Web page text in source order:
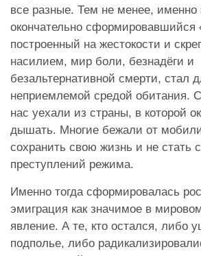
все разные. Тем не менее, именно
окончательно сформировавшийся
построенный на жестокости и
насилием, мир боли, безнадёги и
безальтернативной смерти, стал
неприемлемой средой обитания.
нас уехали из страны, в которой
дышать. Многие бежали от
сохранить свою жизнь и не стать
преступлений режима.
Именно тогда сформировалась
эмиграция как значимое в
явление. А те, кто остался, либо
подполье, либо